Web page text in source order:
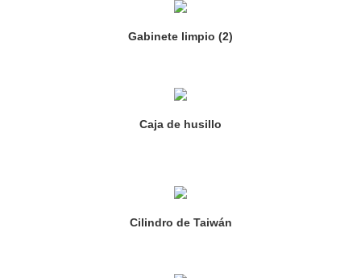
Gabinete limpio (2)
Caja de husillo
Cilindro de Taiwán